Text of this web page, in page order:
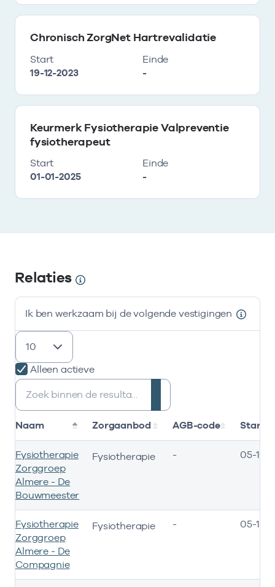
Chronisch ZorgNet Hartrevalidatie
Start
19-12-2023
Einde
-
Keurmerk Fysiotherapie Valpreventie
fysiotherapeut
Start
01-01-2025
Einde
-
Relaties
Ik ben werkzaam bij de volgende vestigingen
Alleen actieve
Zoeken:
Naam Zorgaanbod AGB-code Start
Fysiotherapie
Zorggroep
Almere - De
Bouwmeester
Fysiotherapie - 05-10-
Fysiotherapie
Zorggroep
Almere - De
Compagnie
Fysiotherapie - 05-10-